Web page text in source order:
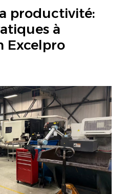
productivité:
à
Excelpro